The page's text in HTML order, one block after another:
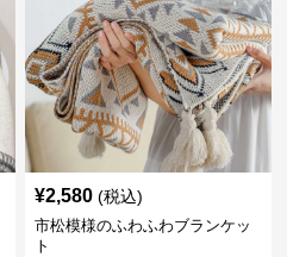
¥2,580 (税込)
市松模様のふわふわブランケッ
ト